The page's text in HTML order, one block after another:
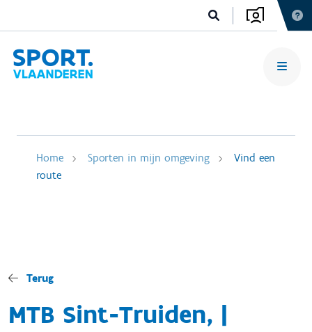
Home Sporten in mijn omgeving
Vind een
route
Terug
MTB Sint-Truiden, |